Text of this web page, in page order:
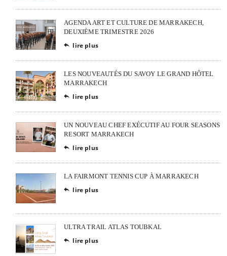
AGENDA ART ET CULTURE DE MARRAKECH,
DEUXIÈME TRIMESTRE 2026
 lire plus
LES NOUVEAUTÉS DU SAVOY LE GRAND HÔTEL
MARRAKECH
 lire plus
UN NOUVEAU CHEF EXÉCUTIF AU FOUR SEASONS
RESORT MARRAKECH
 lire plus
LA FAIRMONT TENNIS CUP À MARRAKECH
 lire plus
ULTRA TRAIL ATLAS TOUBKAL
 lire plus